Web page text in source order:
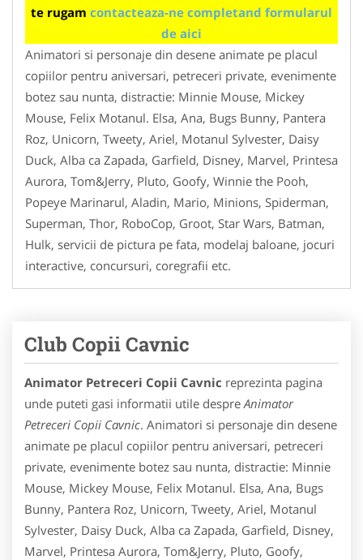
te rugam contacteaza-ne completand formularul
de aici
Animatori si personaje din desene animate pe placul
copiilor pentru aniversari, petreceri private, evenimente
botez sau nunta, distractie: Minnie Mouse, Mickey
Mouse, Felix Motanul. Elsa, Ana, Bugs Bunny, Pantera
Roz, Unicorn, Tweety, Ariel, Motanul Sylvester, Daisy
Duck, Alba ca Zapada, Garfield, Disney, Marvel, Printesa
Aurora, Tom&Jerry, Pluto, Goofy, Winnie the Pooh,
Popeye Marinarul, Aladin, Mario, Minions, Spiderman,
Superman, Thor, RoboCop, Groot, Star Wars, Batman,
Hulk, servicii de pictura pe fata, modelaj baloane, jocuri
interactive, concursuri, coregrafii etc.
Club Copii Cavnic
Animator Petreceri Copii Cavnic reprezinta pagina
unde puteti gasi informatii utile despre Animator
Petreceri Copii Cavnic. Animatori si personaje din desene
animate pe placul copiilor pentru aniversari, petreceri
private, evenimente botez sau nunta, distractie: Minnie
Mouse, Mickey Mouse, Felix Motanul. Elsa, Ana, Bugs
Bunny, Pantera Roz, Unicorn, Tweety, Ariel, Motanul
Sylvester, Daisy Duck, Alba ca Zapada, Garfield, Disney,
Marvel, Printesa Aurora, Tom&Jerry, Pluto, Goofy,